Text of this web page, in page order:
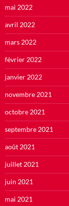
mai 2022
avril 2022
mars 2022
février 2022
janvier 2022
novembre 2021
octobre 2021
septembre 2021
août 2021
juillet 2021
juin 2021
mai 2021